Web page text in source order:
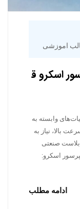
اموزشی
اسکرو ق
وابسته به
بالا، نیاز به
صنعتی
اسکرو:
ادامه مطلب